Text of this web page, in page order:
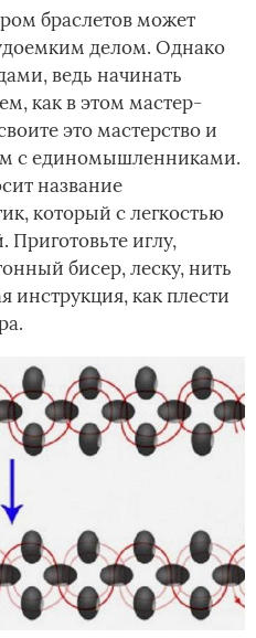
браслетов может
делом. Однако
ведь начинать
как в этом мастер-
это мастерство и
с единомышленниками.
название
который с легкостью
иглу,
бисер, леску, нить
как плести